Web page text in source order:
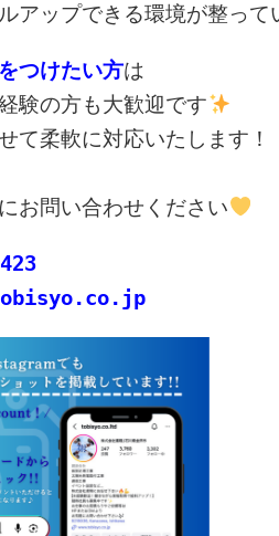
アップできる環境が整って
つけたい方は
験の方も大歓迎です
て柔軟に対応いたします！
お問い合わせください